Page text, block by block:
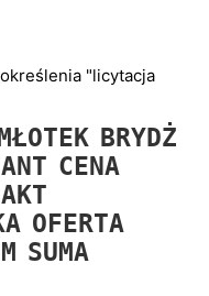
"licytacja
BRYDŻ
CENA
AKT
OFERTA
SUMA